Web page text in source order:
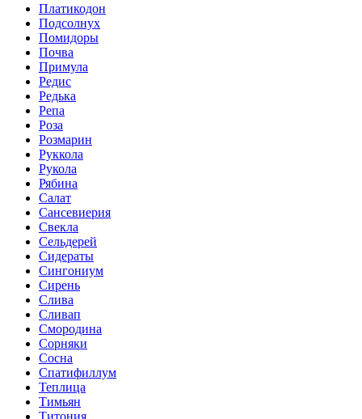
Платикодон
Подсолнух
Помидоры
Почва
Примула
Редис
Редька
Репа
Роза
Розмарин
Руккола
Рукола
Рябина
Салат
Сансевиерия
Свекла
Сельдерей
Сидераты
Сингониум
Сирень
Слива
Сливап
Смородина
Сорняки
Сосна
Спатифиллум
Теплица
Тимьян
Титония